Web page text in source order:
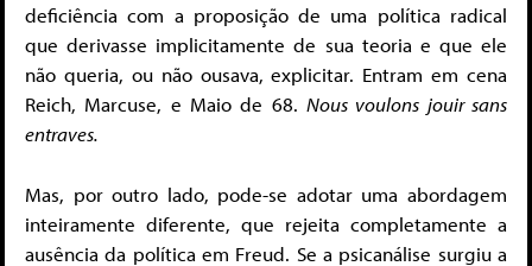
deficiência com a proposição de uma política radical
que derivasse implicitamente de sua teoria e que ele
não queria, ou não ousava, explicitar. Entram em cena
Reich, Marcuse, e Maio de 68. Nous voulons jouir sans
entraves.
Mas, por outro lado, pode-se adotar uma abordagem
inteiramente diferente, que rejeita completamente a
ausência da política em Freud. Se a psicanálise surgiu a